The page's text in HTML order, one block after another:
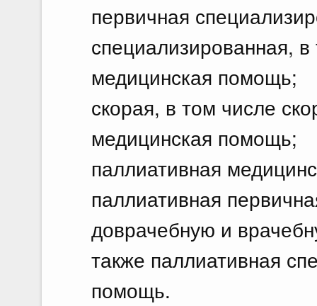
первичная
специализированная,
медицинская помощь;
скорая, в том числе
медицинская помощь;
паллиативная
паллиативная
доврачебную и
также паллиативная
помощь.